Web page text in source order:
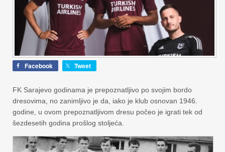
Facebook Tweet
FK Sarajevo godinama je prepoznatljivo po svojim bordo
dresovima, no zanimljivo je da, iako je klub osnovan 1946.
godine, u ovom prepoznatljivom dresu počeo je igrati tek od
šezdesetih godina prošlog stoljeća.